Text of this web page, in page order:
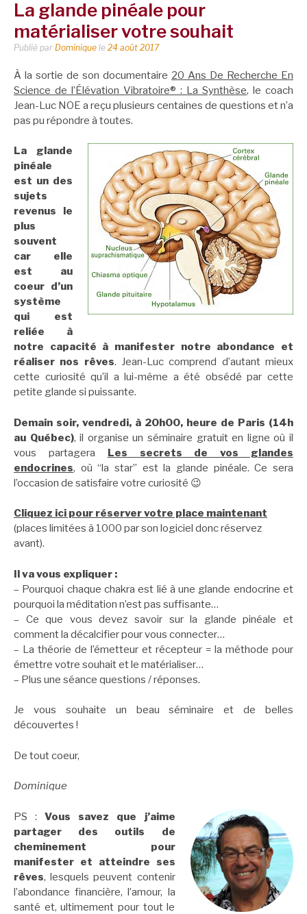
La glande pinéale pour
matérialiser votre souhait
Publié par Dominique le 24 août 2017
À la sortie de son documentaire 20 Ans De Recherche En
Science de l’Élévation Vibratoire® : La Synthèse, le coach
Jean-Luc NOE a reçu plusieurs centaines de questions et n’a
pas pu répondre à toutes.
La glande
pinéale
est un des
sujets
revenus le
plus
souvent
car elle
est au
coeur d’un
système
qui est
reliée à
notre capacité à manifester notre abondance
et
réaliser nos rêves. Jean-Luc comprend d’autant mieux
cette curiosité qu’il a lui-même a été obsédé par cette
petite glande si puissante.
Demain soir, vendredi, à 20h00, heure de Paris (14h
au Québec), il organise un séminaire gratuit en ligne où il
vous partagera Les secrets de vos glandes
endocrines, où “la star” est la glande pinéale. Ce sera
l’occasion de satisfaire votre curiosité 😉
Cliquez ici pour réserver votre place maintenant
(places limitées à 1000 par son logiciel donc réservez
avant).
Il va vous expliquer :
– Pourquoi chaque chakra est lié à une glande endocrine et
pourquoi la méditation n’est pas suffisante…
– Ce que vous devez savoir sur la glande pinéale et
comment la décalcifier pour vous connecter…
– La théorie de l’émetteur et récepteur = la méthode pour
émettre votre souhait et le matérialiser…
– Plus une séance questions / réponses.
Je vous souhaite un beau séminaire et de belles
découvertes !
De tout coeur,
Dominique
PS :Vous savez que j’aime
partager des outils de
cheminement pour
manifester et atteindre ses
rêves, lesquels peuvent contenir
l’abondance financière, l’amour, la
santé et, ultimement pour tout le